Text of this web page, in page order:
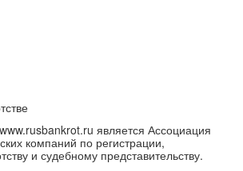
является Ассоциация
компаний по регистрации,
и судебному представительству.